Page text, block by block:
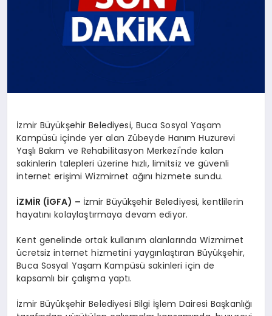
İzmir Büyükşehir Belediyesi, Buca Sosyal Yaşam
Kampüsü içinde yer alan Zübeyde Hanım Huzurevi
Yaşlı Bakım ve Rehabilitasyon Merkezi'nde kalan
sakinlerin talepleri üzerine hızlı, limitsiz ve güvenli
internet erişimi Wizmirnet ağını hizmete sundu.
İZMİR (İGFA) – İzmir Büyükşehir Belediyesi, kentlilerin
hayatını kolaylaştırmaya devam ediyor.
Kent genelinde ortak kullanım alanlarında Wizmirnet
ücretsiz internet hizmetini yaygınlaştıran Büyükşehir,
Buca Sosyal Yaşam Kampüsü sakinleri için de
kapsamlı bir çalışma yaptı.
İzmir Büyükşehir Belediyesi Bilgi İşlem Dairesi Başkanlığı